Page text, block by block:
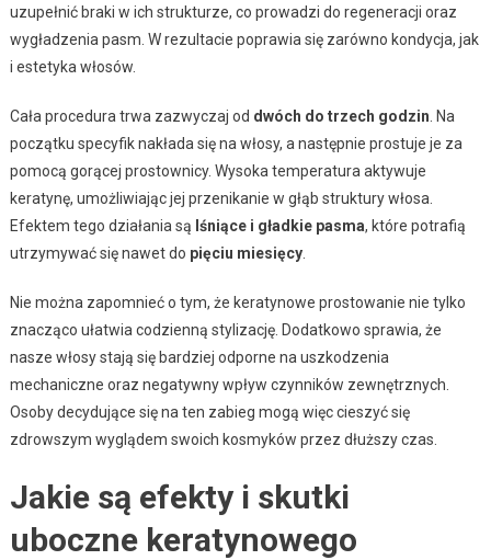
uzupełnić braki w ich strukturze, co prowadzi do regeneracji oraz
wygładzenia pasm. W rezultacie poprawia się zarówno kondycja, jak
i estetyka włosów.
Cała procedura trwa zazwyczaj od dwóch do trzech godzin . Na
początku specyfik nakłada się na włosy, a następnie prostuje je za
pomocą gorącej prostownicy. Wysoka temperatura aktywuje
keratynę, umożliwiając jej przenikanie w głąb struktury włosa.
Efektem tego działania są lśniące i gładkie pasma, które potrafią
utrzymywać się nawet do pięciu miesięcy.
Nie można zapomnieć o tym, że keratynowe prostowanie nie tylko
znacząco ułatwia codzienną stylizację. Dodatkowo sprawia, że
nasze włosy stają się bardziej odporne na uszkodzenia
mechaniczne oraz negatywny wpływ czynników zewnętrznych.
Osoby decydujące się na ten zabieg mogą więc cieszyć się
zdrowszym wyglądem swoich kosmyków przez dłuższy czas.
Jakie są efekty i skutki
uboczne keratynowego